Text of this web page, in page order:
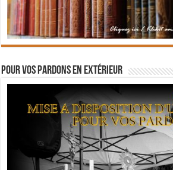
Pour vos pardons en extérieur